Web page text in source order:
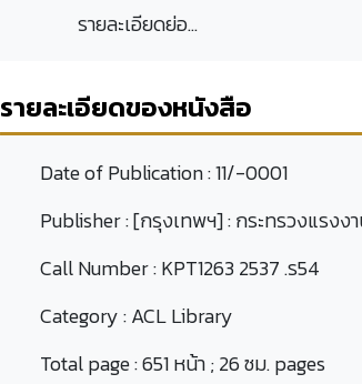
รายละเอียดย่อ...
รายละเอียดของหนังสือ
Date of Publication :11/-0001
Publisher :[กรุงเทพฯ] : กระทรวงแรงง
Call Number :KPT1263 2537 .ร54
Category :ACL Library
Total page :651 หน้า ; 26 ซม. pages